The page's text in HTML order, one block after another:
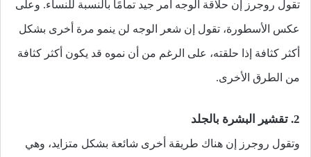
تقول روجرز إن حلاقة الوجه أمر جيد تمامًا بالنسبة للنساء. وعلى
عكس الأسطورة، تقول إن شعر الوجه لن ينمو مرة أخرى بشكل
أكثر كثافة إذا حلقته، على الرغم من أن نموه قد يكون أكثر كثافة
من الطرق الأخرى.
2. تقشير البشرة بالجلد
وتقول روجرز إن هناك طريقة أخرى شائعة بشكل متزايد، وهي